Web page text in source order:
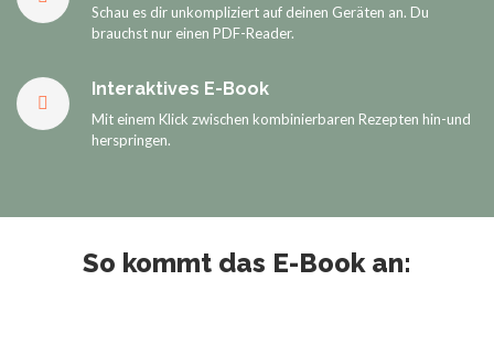
Schau es dir unkompliziert auf deinen Geräten an. Du
brauchst nur einen PDF-Reader.
Interaktives E-Book
Mit einem Klick zwischen kombinierbaren Rezepten hin-und
herspringen.
So kommt das E-Book an: